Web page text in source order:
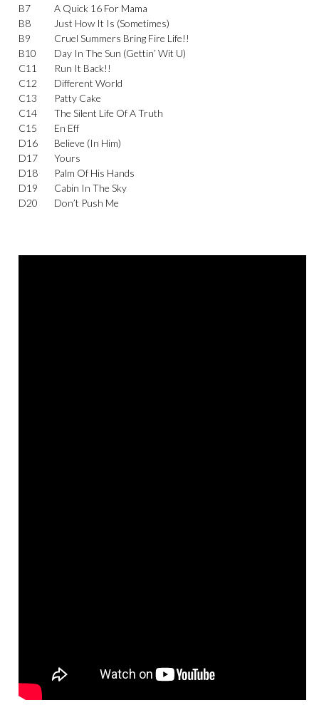
B7
A Quick 16 For Mama
B8
Just How It Is (Sometimes)
B9
Cruel Summers Bring Fire Life!!
B10
Day In The Sun (Gettin’ Wit U)
C11
Run It Back!!
C12
Different World
C13
Patty Cake
C14
The Silent Life Of A Truth
C15
En Eff
D16
Believe (In Him)
D17
Yours
D18
Palm Of His Hands
D19
Cabin In The Sky
D20
Don’t Push Me